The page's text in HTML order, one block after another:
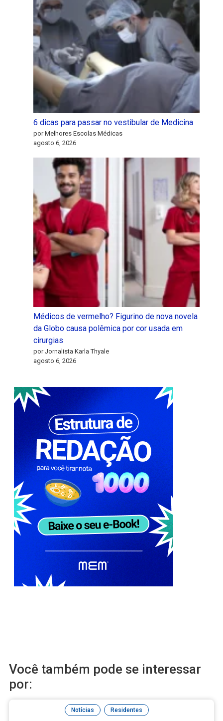
6 dicas para passar no vestibular de Medicina
por Melhores Escolas Médicas
agosto 6, 2026
Médicos de vermelho? Figurino de nova novela
da Globo causa polêmica por cor usada em
cirurgias
por Jornalista Karla Thyale
agosto 6, 2026
Você também pode se interessar
por:
Notícias , Residentes